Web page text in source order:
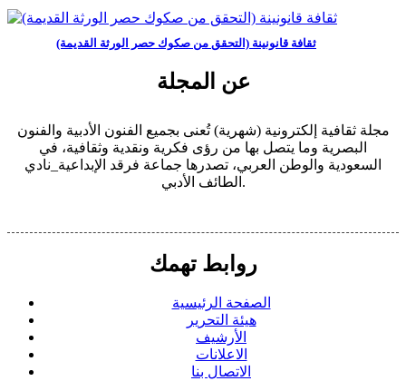
ثقافة قانونينة (التحقق من صكوك حصر الورثة القديمة)
عن المجلة
مجلة ثقافية إلكترونية (شهرية) تُعنى بجميع الفنون الأدبية والفنون
البصرية وما يتصل بها من رؤى فكرية ونقدية وثقافية، في
السعودية والوطن العربي، تصدرها جماعة فرقد الإبداعية_نادي
الطائف الأدبي.
روابط تهمك
الصفحة الرئيسية
هيئة التحرير
الأرشيف
الاعلانات
الاتصال بنا